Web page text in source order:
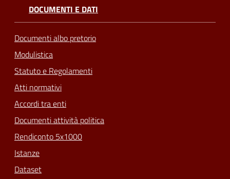
DOCUMENTI E DATI
Documenti albo pretorio
Modulistica
Statuto e Regolamenti
Atti normativi
Accordi tra enti
Documenti attività politica
Rendiconto 5x1000
Istanze
Dataset